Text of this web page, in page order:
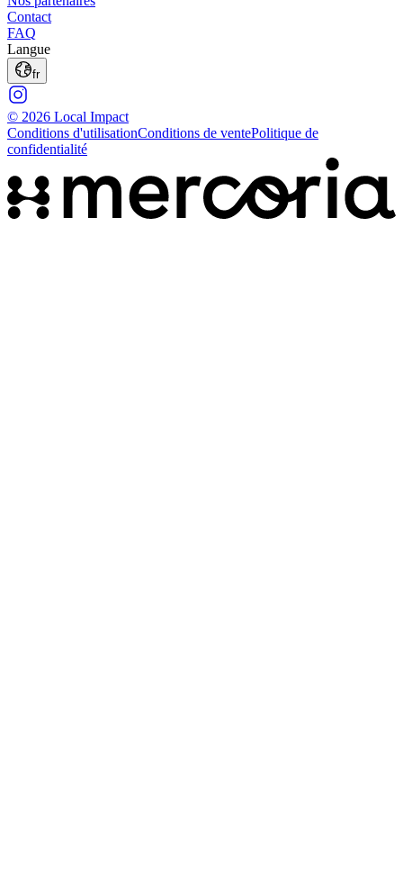
Contact
FAQ
Langue
fr
© 2026 Local Impact
Conditions d'utilisationConditions de ventePolitique de
confidentialité